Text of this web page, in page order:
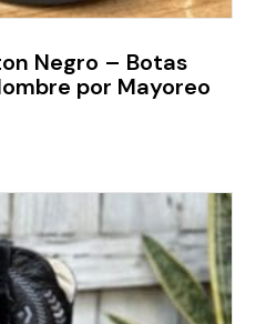
Negro – Botas
por Mayoreo